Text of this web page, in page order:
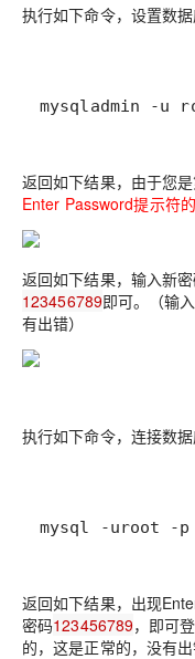
执行如下命令，设置数
mysqladmin -u
返回如下结果，由于您
Enter Password提示符
返回如下结果，输入新
123456789即可。（输
有出错）
执行如下命令，连接数据
mysql -uroot -p
返回如下结果，出现
密码123456789，即可
的，这是正常的，没有